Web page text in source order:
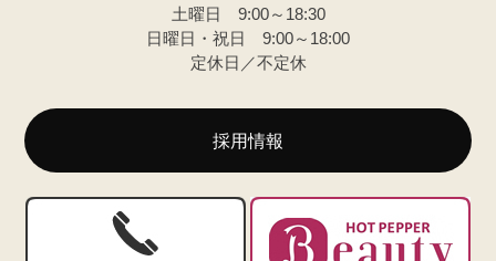
土曜日 9:00～18:30
日曜日・祝日 9:00～18:00
定休日／不定休
採用情報